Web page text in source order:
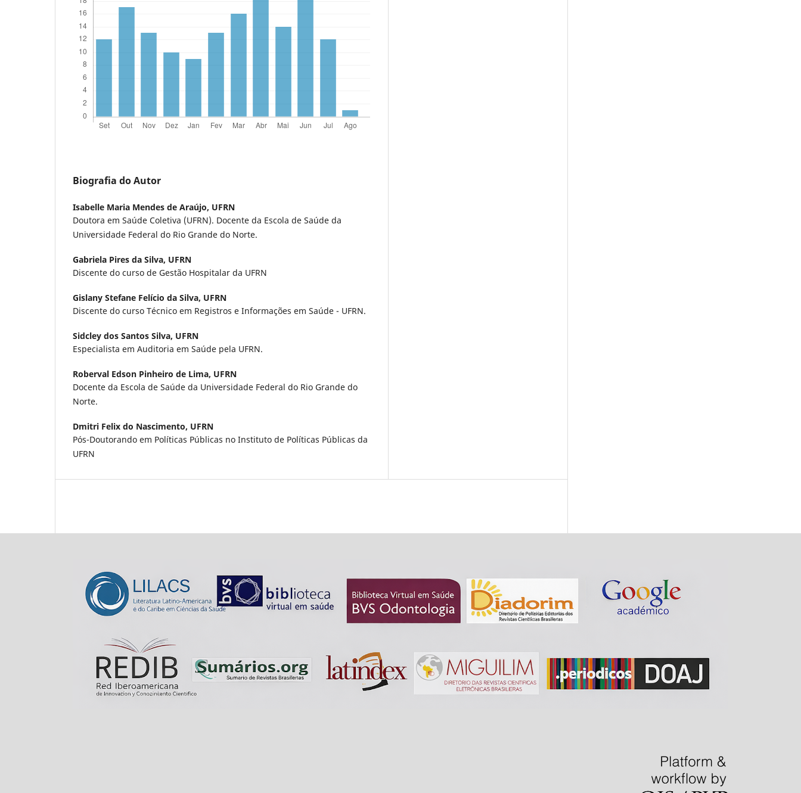
Biografia do Autor
Isabelle Maria Mendes de Araújo, UFRN
Doutora em Saúde Coletiva (UFRN). Docente da Escola de Saúde da
Universidade Federal do Rio Grande do Norte.
Gabriela Pires da Silva, UFRN
Discente do curso de Gestão Hospitalar da UFRN
Gislany Stefane Felício da Silva, UFRN
Discente do curso Técnico em Registros e Informações em Saúde - UFRN.
Sidcley dos Santos Silva, UFRN
Especialista em Auditoria em Saúde pela UFRN.
Roberval Edson Pinheiro de Lima, UFRN
Docente da Escola de Saúde da Universidade Federal do Rio Grande do
Norte.
Dmitri Felix do Nascimento, UFRN
Pós-Doutorando em Políticas Públicas no Instituto de Políticas Públicas da
UFRN